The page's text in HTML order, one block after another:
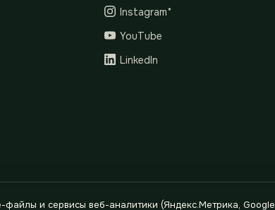
Instagram*
YouTube
LinkedIn
и сервисы веб-аналитики (Яндекс.Метрика, Google